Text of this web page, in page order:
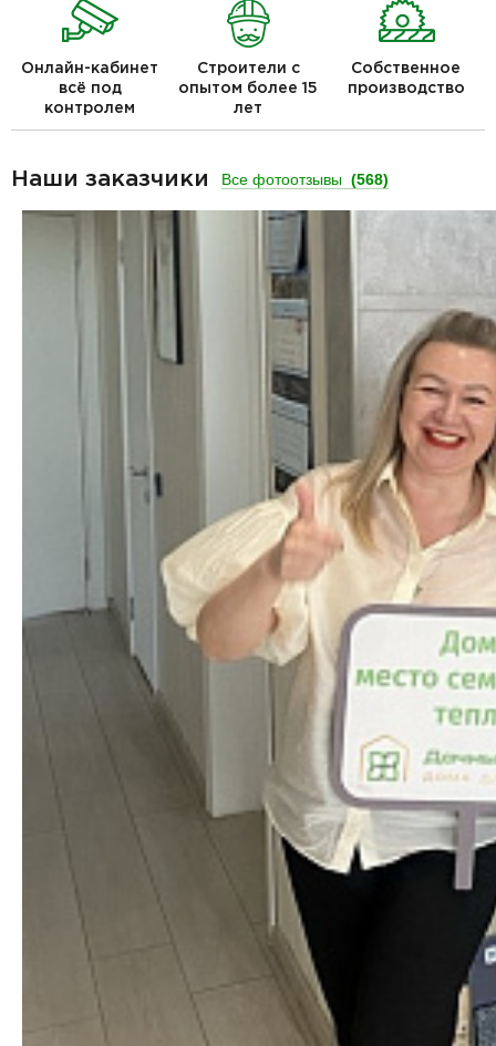
Онлайн-кабинет
всё под
контролем
Строители с
опытом более 15
лет
Собственное
производство
Наши заказчики Все фотоотзывы (568)